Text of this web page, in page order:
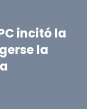
incitó la
la